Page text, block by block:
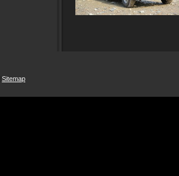
Sitemap